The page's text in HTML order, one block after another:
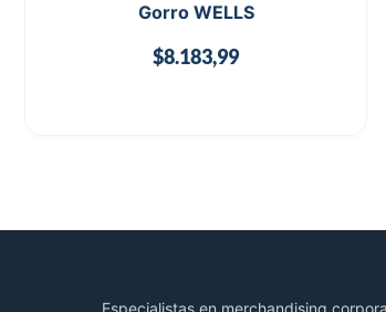
Gorro WELLS
$8.183,99
Especialistas en merchandising